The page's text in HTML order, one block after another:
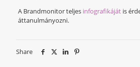
A Brandmonitor teljes infografikájátis
áttanulmányozni.
Share